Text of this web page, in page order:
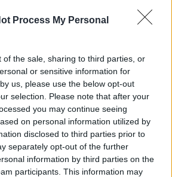
Process My Personal
of the sale, sharing to third parties, or
or sensitive information for
us, please use the below opt-out
selection. Please note that after your
you may continue seeing
on personal information utilized by
disclosed to third parties prior to
separately opt-out of the further
information by third parties on the
participants. This information may